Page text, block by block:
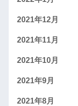
2021年12月
2021年11月
2021年10月
2021年9月
2021年8月